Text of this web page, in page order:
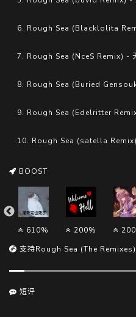
6. Rough Sea (Blacklolita
7. Rough Sea (NceS Remix) -
8. Rough Sea (Buried
9. Rough Sea (Edelritter
10. Rough Sea (satella
BOOST
610% 200%
支持Rough Sea (The
短评